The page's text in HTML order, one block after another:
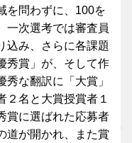
を問わずに、100を
一次選考では審査員
込み、さらに各課題
秀賞」が、そして作
な翻訳に「大賞」
２名と大賞授賞者１
賞に選ばれた応募者
道が開かれ、また賞